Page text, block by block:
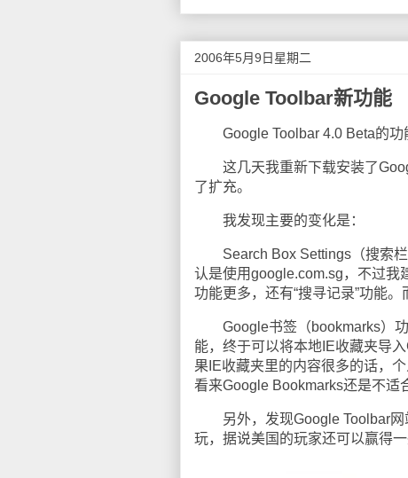
2006年5月9日星期二
Google Toolbar新功能
Google Toolbar 4.0 Beta的功
这几天我重新下载安装了
了扩充。
我发现主要的变化是：
Search Box Settings（搜索栏
认是使用google.com.sg，不过我
功能更多，还有“搜寻记录”功能
Google书签（bookmarks）功
能，终于可以将本地IE收藏夹导
果IE收藏夹里的内容很多的话，
看来Google Bookmarks还是不适
另外，发现Google Toolbar网
玩，据说美国的玩家还可以赢得一